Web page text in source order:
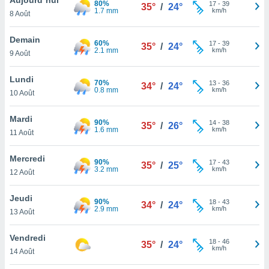
et
»,
au
vous
qu'ils
ou
le
ainsi
un
la
du
8 Août
80%
1.7 mm
35° / 24° 17- 39
km/h
Demain
9 Août
60%
2.1 mm
35° / 24° 17- 39
km/h
Lundi
10 Août
70%
0.8 mm
34° / 24° 13- 36
km/h
Mardi
11 Août
90%
1.6 mm
35° / 26° 14- 38
km/h
Mercredi
12 Août
90%
3.2 mm
35° / 25° 17- 43
km/h
Jeudi
13 Août
90%
2.9 mm
34° / 24° 18- 43
km/h
Vendredi
14 Août
35° / 24° 18- 46
km/h